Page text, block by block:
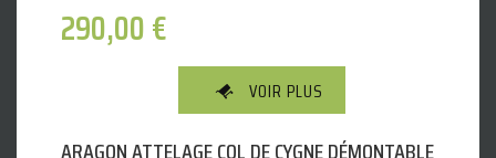
290,00€
VOIR PLUS